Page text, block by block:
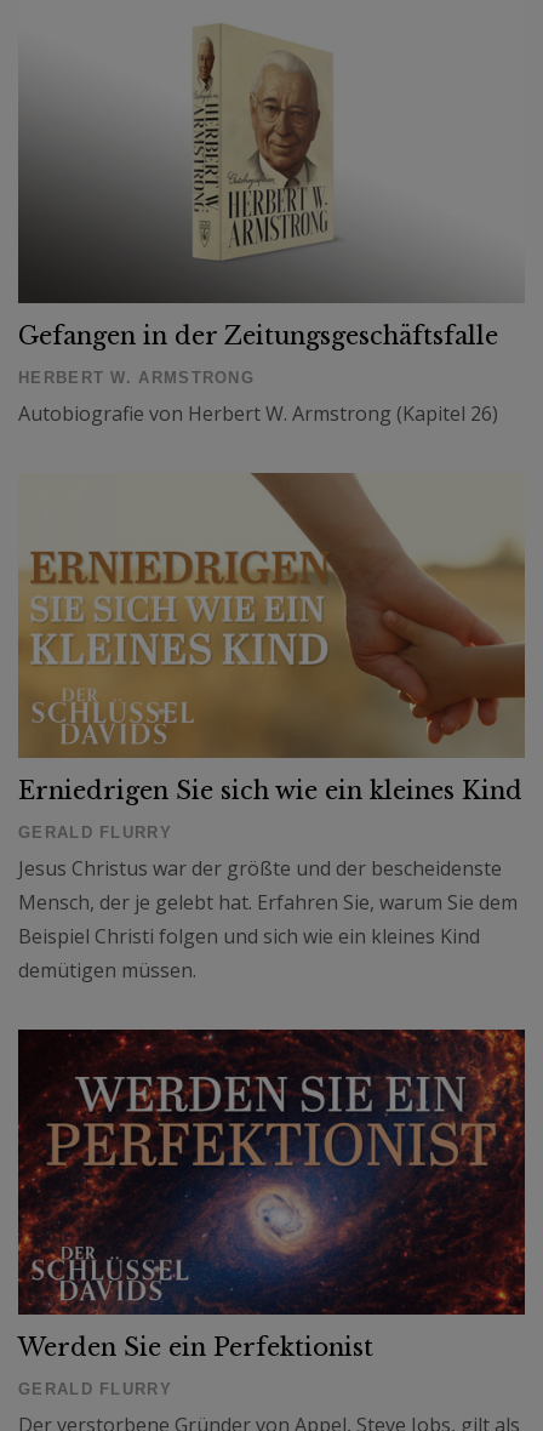
Gefangen in der Zeitungsgeschäftsfalle
HERBERT W. ARMSTRONG
Autobiografie von Herbert W. Armstrong (Kapitel 26)
Erniedrigen Sie sich wie ein kleines Kind
GERALD FLURRY
Jesus Christus war der größte und der bescheidenste
Mensch, der je gelebt hat. Erfahren Sie, warum Sie dem
Beispiel Christi folgen und sich wie ein kleines Kind
demütigen müssen.
Werden Sie ein Perfektionist
GERALD FLURRY
Der verstorbene Gründer von Appel, Steve Jobs, gilt als